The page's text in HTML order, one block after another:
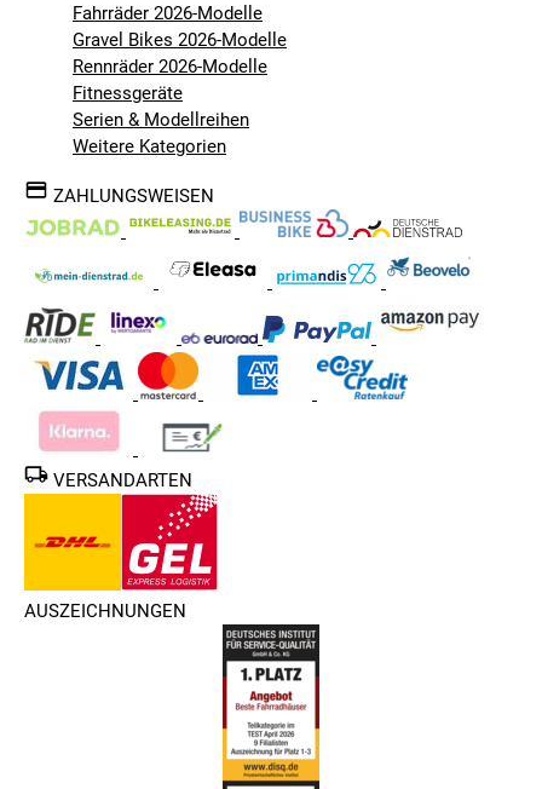
Fahrräder 2026-Modelle
Gravel Bikes 2026-Modelle
Rennräder 2026-Modelle
Fitnessgeräte
Serien & Modellreihen
Weitere Kategorien
ZAHLUNGSWEISEN
VERSANDARTEN
AUSZEICHNUNGEN